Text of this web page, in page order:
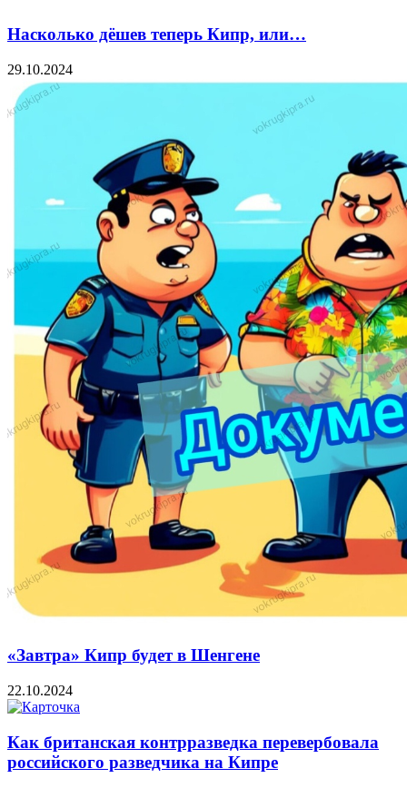
Насколько дёшев теперь Кипр, или…
29.10.2024
«Завтра» Кипр будет в Шенгене
22.10.2024
Как британская контрразведка перевербовала
российского разведчика на Кипре